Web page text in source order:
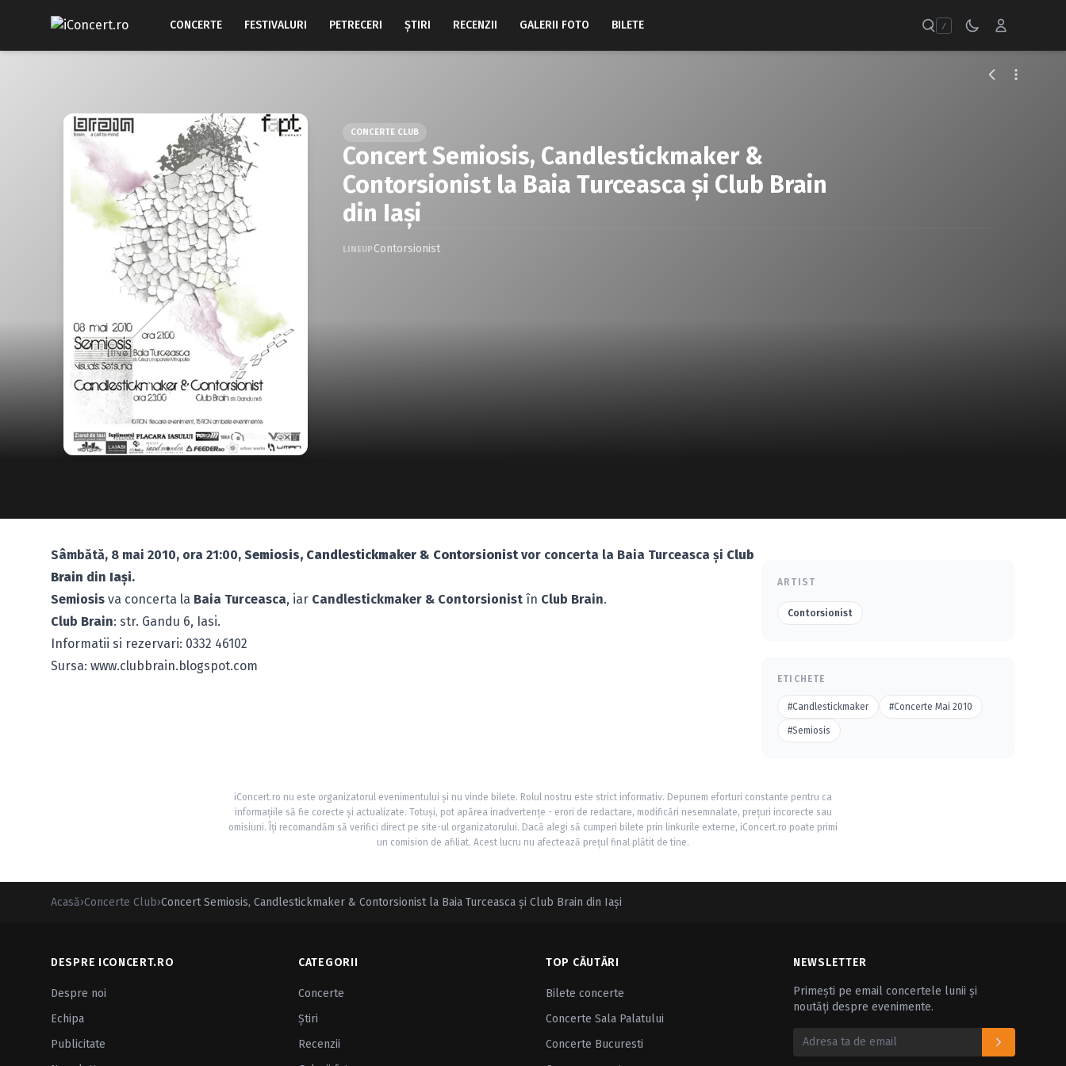
CONCERTE FESTIVALURI PETRECERI ŞTIRI RECENZII GALERII FOTO BILETE /
CONCERTE CLUB
Concert Semiosis, Candlestickmaker &
Contorsionist la Baia Turceasca şi Club Brain
din Iaşi
LINEUPContorsionist
Sâmbătă, 8 mai 2010, ora 21:00, Semiosis, Candlestickmaker & Contorsionistvor concerta la Baia Turceasca şi Club
Brain din Iaşi.
Semiosis va concerta la Baia Turceasca, iar Candlestickmaker & Contorsionist în Club Brain.
Club Brain: str. Gandu 6, Iasi.
Informatii si rezervari: 0332 46102
Sursa: www.clubbrain.blogspot.com
ARTIST
Contorsionist
ETICHETE
#Candlestickmaker #Concerte Mai 2010
#Semiosis
iConcert.ro nu este organizatorul evenimentului și nu vinde bilete. Rolul nostru este strict informativ. Depunem eforturi constante pentru ca
informațiile să fie corecte și actualizate. Totuși, pot apărea inadvertențe - erori de redactare, modificări nesemnalate, prețuri incorecte sau
omisiuni. Îți recomandăm să verifici direct pe site-ul organizatorului. Dacă alegi să cumperi bilete prin linkurile externe, iConcert.ro poate primi
un comision de afiliat. Acest lucru nu afectează prețul final plătit de tine.
Acasă›Concerte Club›Concert Semiosis, Candlestickmaker & Contorsionist la Baia Turceasca şi Club Brain din Iaşi
DESPRE ICONCERT.RO
Despre noi
Echipa
Publicitate
CATEGORII
Concerte
Ştiri
Recenzii
TOP CĂUTĂRI
Bilete concerte
Concerte Sala Palatului
Concerte Bucuresti
NEWSLETTER
Primești pe email concertele lunii și
noutăți despre evenimente.